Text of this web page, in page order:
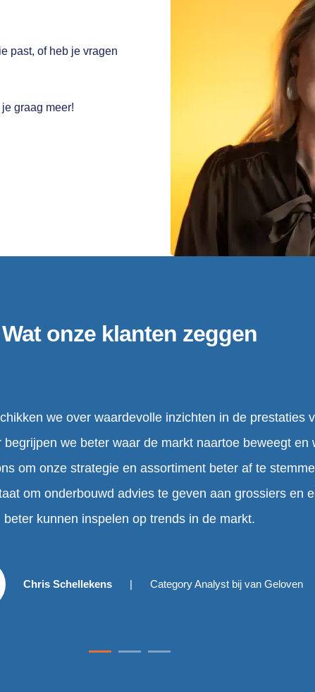
past, of heb je vragen
graag meer!
Wat onze klanten zeggen
we over waardevolle inzichten in de prestaties
we beter waar de markt naartoe beweegt
om onze strategie en assortiment beter af te
om onderbouwd advies te geven aan grossiers en
beter kunnen inspelen op trends in de markt.
Chris Schellekens Category Analyst bij van Geloven